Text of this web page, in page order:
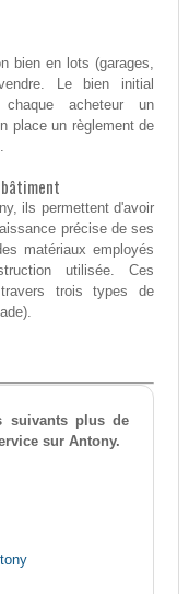
bien en lots (garages,
Le bien initial
acheteur un
place un règlement de
ils permettent d'avoir
précise de ses
matériaux employés
utilisée. Ces
trois types de
suivants plus de
sur Antony.